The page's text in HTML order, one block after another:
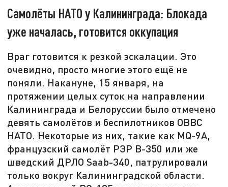
Самолёты НАТО у Калининграда: Блокада
уже началась, готовится оккупация
Враг готовится к резкой эскалации. Это
очевидно, просто многие этого ещё не
поняли. Накануне, 15 января, на
протяжении целых суток на направлении
Калининграда и Белоруссии было отмечено
девять самолётов и беспилотников ОВВС
НАТО. Некоторые из них, такие как MQ-9A,
французский самолёт РЭР В-350 или же
шведский ДРЛО Saab-340, патрулировали
только вокруг Калининградской области.